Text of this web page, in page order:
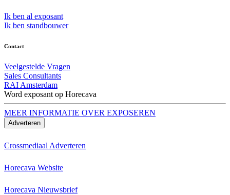
Ik ben al exposant
Ik ben standbouwer
Contact
Veelgestelde Vragen
Sales Consultants
RAI Amsterdam
Word exposant op Horecava
MEER INFORMATIE OVER EXPOSEREN
Adverteren
Crossmediaal Adverteren
Horecava Website
Horecava Nieuwsbrief